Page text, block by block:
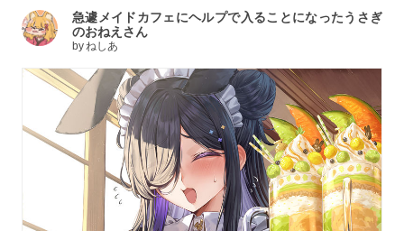
急遽メイドカフェにヘルプで入ることになったうさぎ
のおねえさん
byねしあ